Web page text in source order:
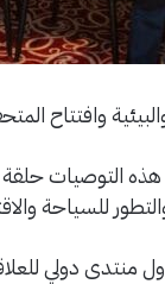
وافتتاح
التوصيات حلقة
للسياحة
دولي